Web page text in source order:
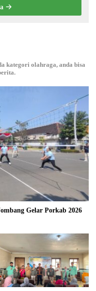
kategori olahraga, anda bisa
Gelar Porkab 2026